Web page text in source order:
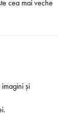
cea mai veche
și